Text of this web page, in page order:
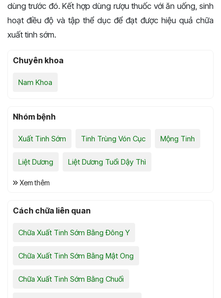
dùng trước đó. Kết hợp dùng rượu thuốc với ăn uống, sinh
hoạt điều độ và tập thể dục để đạt được hiệu quả chữa
xuất tinh sớm.
Chuyên khoa
Nam Khoa
Nhóm bệnh
Xuất Tinh Sớm Tinh Trùng Vón Cục Mộng Tinh
Liệt Dương Liệt Dương Tuổi Dậy Thì
Xem thêm
Cách chữa liên quan
Chữa Xuất Tinh Sớm Bằng Đông Y
Chữa Xuất Tinh Sớm Bằng Mật Ong
Chữa Xuất Tinh Sớm Bằng Chuối